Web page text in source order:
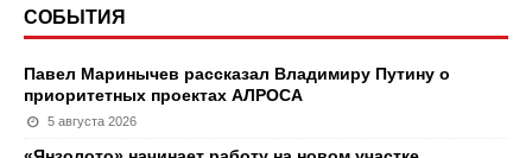
СОБЫТИЯ
Павел Маринычев рассказал Владимиру Путину о
приоритетных проектах АЛРОСА
5 августа 2026